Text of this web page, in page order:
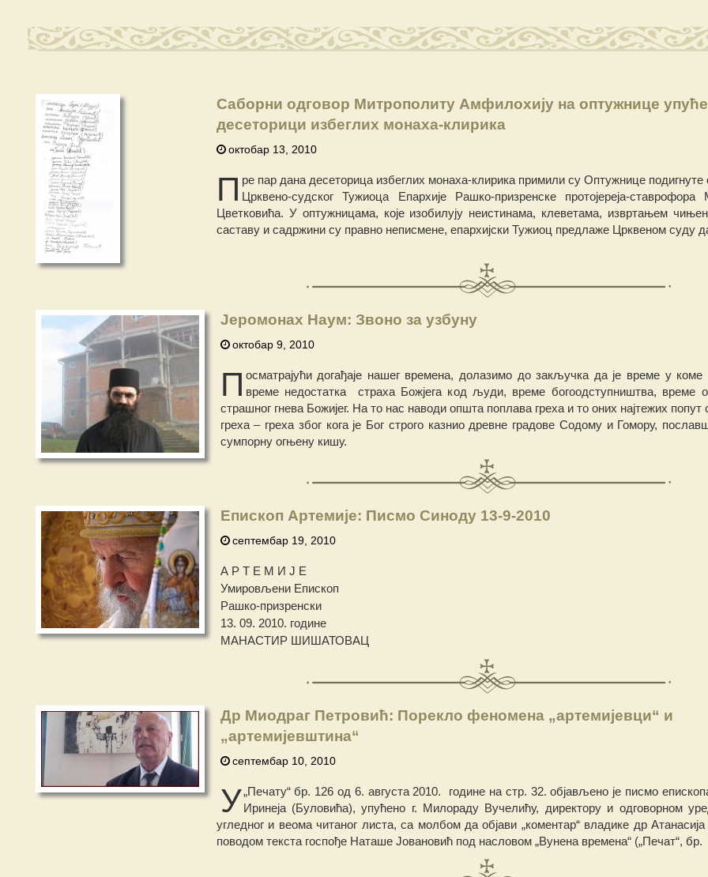
Саборни одговор Митрополиту Амфилохију на оптужнице
десеторици избеглих монаха-клирика
октобар 13, 2010
П ре пар дана десеторица избеглих монаха-клирика примили су Оптужнице подигнуте
Црквено-судског Тужиоца Епархије Рашко-призренске протојереја-ставрофора
Цветковића. У оптужницама, које изобилују неистинама, клеветама, извртањем
саставу и садржини су правно неписмене, епархијски Тужиоц предлаже Црквеном суду
Јеромонах Наум: Звоно за узбуну
октобар 9, 2010
П осматрајући догађаје нашег времена, долазимо до закључка да је време у
време недостатка страха Божјега код људи, време богоодступништва, време
страшног гнева Божијег. На то нас наводи општа поплава греха и то оних најтежих попут
греха – греха због кога је Бог строго казнио древне градове Содому и Гомору,
сумпорну огњену кишу.
Епископ Артемије: Писмо Синоду 13-9-2010
септембар 19, 2010
А Р Т Е М И Ј Е
Умировљени Епископ
Рашко-призренски
13. 09. 2010. године
МАНАСТИР ШИШАТОВАЦ
Др Миодраг Петровић: Порекло феномена „артемијевци“ и
„артемијевштина“
септембар 10, 2010
У„Печату“ бр. 126 од 6. августа 2010. године на стр. 32. објављено је писмо
Иринеја (Буловића), упућено г. Милораду Вучелићу, директору и одговорном
угледног и веома читаног листа, са молбом да објави „коментар“ владике др
поводом текста госпође Наташе Јовановић под насловом „Вунена времена“ („Печат“, бр.